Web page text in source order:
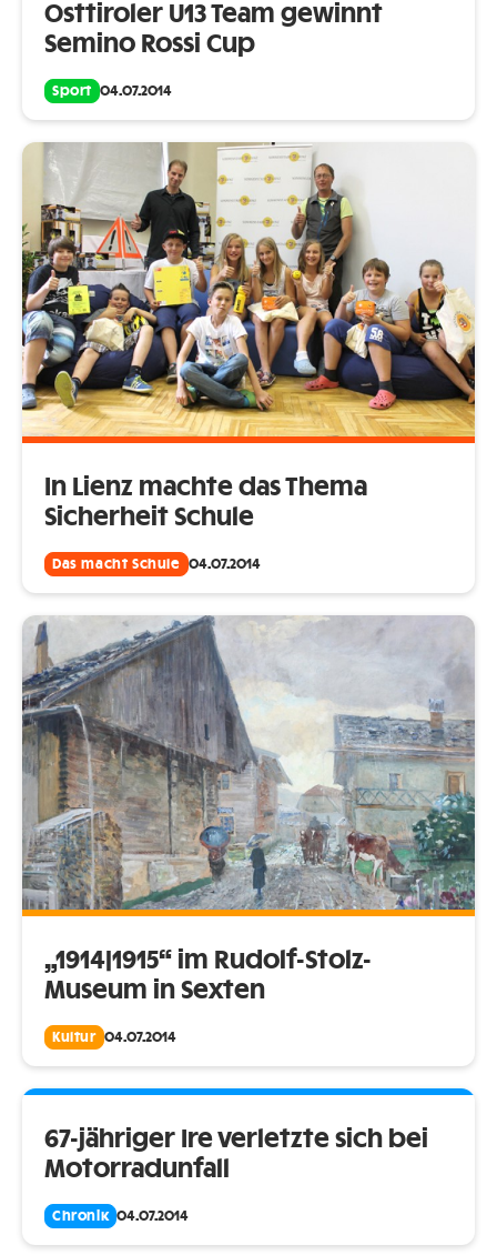
Osttiroler U13 Team gewinnt
Semino Rossi Cup
Sport 04.07.2014
In Lienz machte das Thema
Sicherheit Schule
Das macht Schule 04.07.2014
„1914|1915“ im Rudolf-Stolz-
Museum in Sexten
Kultur 04.07.2014
67-jähriger Ire verletzte sich bei
Motorradunfall
Chronik 04.07.2014